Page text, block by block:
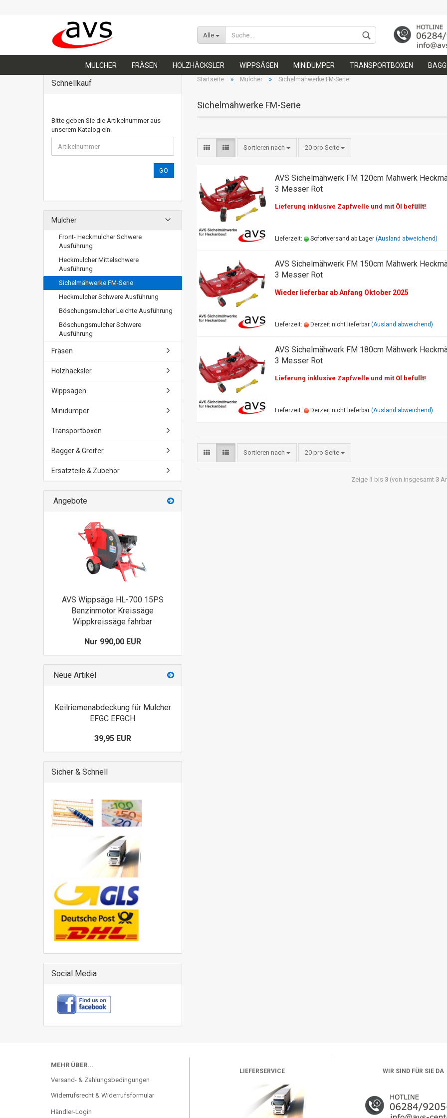
Wohnort
Alle
MULCHER FRÄSEN HOLZHÄCKSLER WIPPSÄGEN MINIDUMPER TRANSPORTBOXEN
Startseite » Mulcher » Sichelmähwerke FM-Serie
Sichelmähwerke FM-Serie
Sortieren nach 20 pro Seite
AVS Sichelmähwerk FM 120cm Mähwerk
3 Messer Rot
Lieferung inklusive Zapfwelle und mit Öl befüllt!
Lieferzeit: Sofortversand ab Lager (Ausland abweichend)
AVS Sichelmähwerk FM 150cm Mähwerk
3 Messer Rot
Wieder lieferbar ab Anfang Oktober 2025
Lieferzeit: Derzeit nicht lieferbar (Ausland abweichend)
AVS Sichelmähwerk FM 180cm Mähwerk
3 Messer Rot
Lieferung inklusive Zapfwelle und mit Öl befüllt!
Lieferzeit: Derzeit nicht lieferbar (Ausland abweichend)
Sortieren nach 20 pro Seite
Zeige 1 bis 3 (von insgesamt 3
Schnellkauf
Bitte geben Sie die Artikelnummer aus
unserem Katalog ein.
GO
Mulcher
Front- Heckmulcher Schwere
Ausführung
Heckmulcher Mittelschwere
Ausführung
Sichelmähwerke FM-Serie
Heckmulcher Schwere Ausführung
Böschungsmulcher Leichte Ausführung
Böschungsmulcher Schwere
Ausführung
Fräsen
Holzhäcksler
Wippsägen
Minidumper
Transportboxen
Bagger & Greifer
Ersatzteile & Zubehör
Angebote
AVS Wippsäge HL-700 15PS
Benzinmotor Kreissäge
Wippkreissäge fahrbar
Nur 990,00 EUR
Neue Artikel
Keilriemenabdeckung für Mulcher
EFGC EFGCH
39,95 EUR
Sicher & Schnell
Social Media
MEHR ÜBER...
Versand- & Zahlungsbedingungen
Widerrufsrecht & Widerrufsformular
Händler-Login
LIEFERSERVICE WIR SIND FÜR SIE DA